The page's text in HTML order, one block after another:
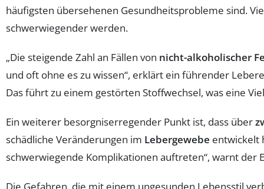
häufigsten übersehenen Gesundheitsprobleme sind.
schwerwiegender werden.
„Die steigende Zahl an Fällen von nicht-alkoholischer
und oft ohne es zu wissen“, erklärt ein führender
Das führt zu einem gestörten Stoffwechsel, was eine
Ein weiterer besorgniserregender Punkt ist, dass über
schädliche Veränderungen im Lebergewebe entwickelt
schwerwiegende Komplikationen auftreten“, warnt der
Die Gefahren, die mit einem ungesunden Lebensstil